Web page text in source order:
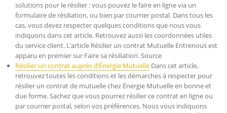
solutions pour le résilier : vous pouvez le faire en ligne via un
formulaire de résiliation, ou bien par courrier postal. Dans tous les
cas, vous devez respecter quelques conditions que nous vous
indiquons dans cet article. Retrouvez aussi les coordonnées utiles
du service client. L’article Résilier un contrat Mutuelle Entrenous est
apparu en premier sur Faire sa résiliation. Source
Résilier un contrat auprès d’Énergie Mutuelle Dans cet article,
retrouvez toutes les conditions et les démarches à respecter pour
résilier un contrat de mutuelle chez Énergie Mutuelle en bonne et
due forme. Sachez que vous pourrez résilier ce contrat en ligne ou
par courrier postal, selon vos préférences. Nous vous indiquons